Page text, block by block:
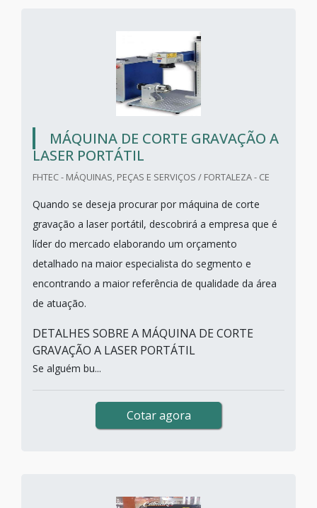
MÁQUINA DE CORTE GRAVAÇÃO A
LASER PORTÁTIL
FHTEC - MÁQUINAS, PEÇAS E SERVIÇOS / FORTALEZA - CE
Quando se deseja procurar por máquina de corte
gravação a laser portátil, descobrirá a empresa que é
líder do mercado elaborando um orçamento
detalhado na maior especialista do segmento e
encontrando a maior referência de qualidade da área
de atuação.
DETALHES SOBRE A MÁQUINA DE CORTE
GRAVAÇÃO A LASER PORTÁTIL
Se alguém bu...
Cotar agora